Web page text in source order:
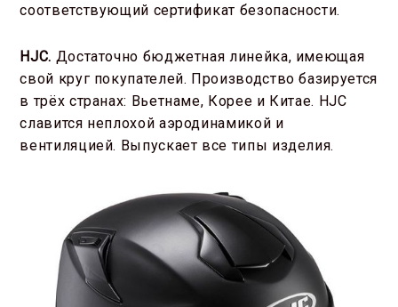
соответствующий сертификат безопасности.
HJC. Достаточно бюджетная линейка, имеющая
свой круг покупателей. Производство базируется
в трёх странах: Вьетнаме, Корее и Китае. HJC
славится неплохой аэродинамикой и
вентиляцией. Выпускает все типы изделия.